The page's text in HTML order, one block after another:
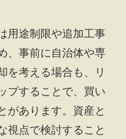
用途制限や追加工事
、事前に自治体や専
を考える場合も、リ
プすることで、買い
があります。資産と
視点で検討すること